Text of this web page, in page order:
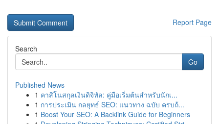
Report Page
Search
Go
Published News
1 คาสิโนสกุลเงินดิจิทัล: คู่มือเริ่มต้นสำหรับนักเ...
1 การประเมิน กลยุทธ์ SEO: แนวทาง ฉบับ ครบถ้...
1 Boost Your SEO: A Backlink Guide for Beginners